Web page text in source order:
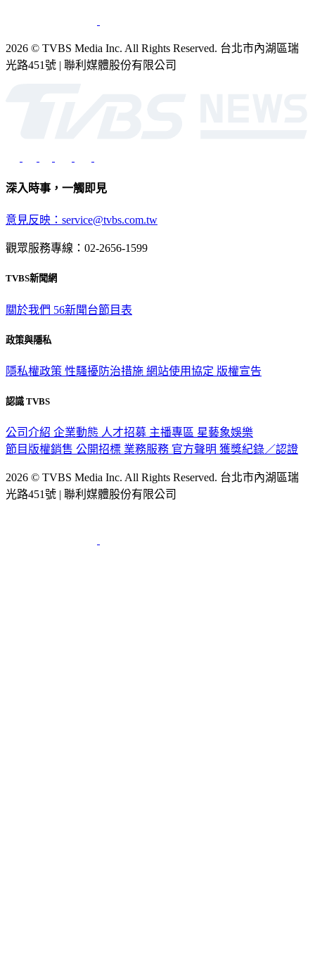
2026 © TVBS Media Inc. All Rights Reserved. 台北市內湖區瑞
光路451號 | 聯利媒體股份有限公司
深入時事，一觸即見
意見反映：service@tvbs.com.tw
觀眾服務專線：02-2656-1599
TVBS新聞網
關於我們 56新聞台節目表
政策與隱私
隱私權政策 性騷擾防治措施 網站使用協定 版權宣告
認識 TVBS
公司介紹 企業動態 人才招募 主播專區 星藝象娛樂
節目版權銷售 公開招標 業務服務 官方聲明 獲獎紀錄／認證
2026 © TVBS Media Inc. All Rights Reserved. 台北市內湖區瑞
光路451號 | 聯利媒體股份有限公司